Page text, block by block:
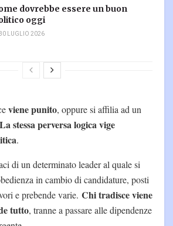
dovrebbe essere un buon
oggi
LUGLIO 2026
viene punito, oppure si affilia ad un
La stessa perversa logica vige
.
di un determinato leader al quale si
in cambio di candidature, posti
e prebende varie. Chi tradisce viene
tutto, tranne a passare alle dipendenze